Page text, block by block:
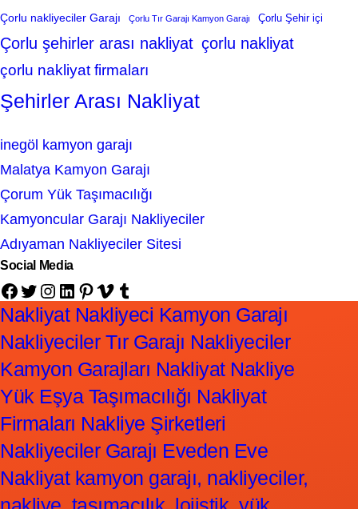
Çorlu nakliyeciler Garajı Çorlu Tır Garajı Kamyon Garajı Çorlu Şehir içi
Çorlu şehirler arası nakliyat çorlu nakliyat
çorlu nakliyat firmaları
Şehirler Arası Nakliyat
inegöl kamyon garajı
Malatya Kamyon Garajı
Çorum Yük Taşımacılığı
Kamyoncular Garajı Nakliyeciler
Adıyaman Nakliyeciler Sitesi
Social Media
Facebook Twitter Instagram LinkedIn Pinterest Vimeo Tumblr
Nakliyat Nakliyeci Kamyon Garajı
Nakliyeciler Tır Garajı Nakliyeciler
Kamyon Garajları Nakliyat Nakliye
Yük Eşya Taşımacılığı Nakliyat
Firmaları Nakliye Şirketleri
Nakliyeciler Garajı Eveden Eve
Nakliyat kamyon garajı, nakliyeciler,